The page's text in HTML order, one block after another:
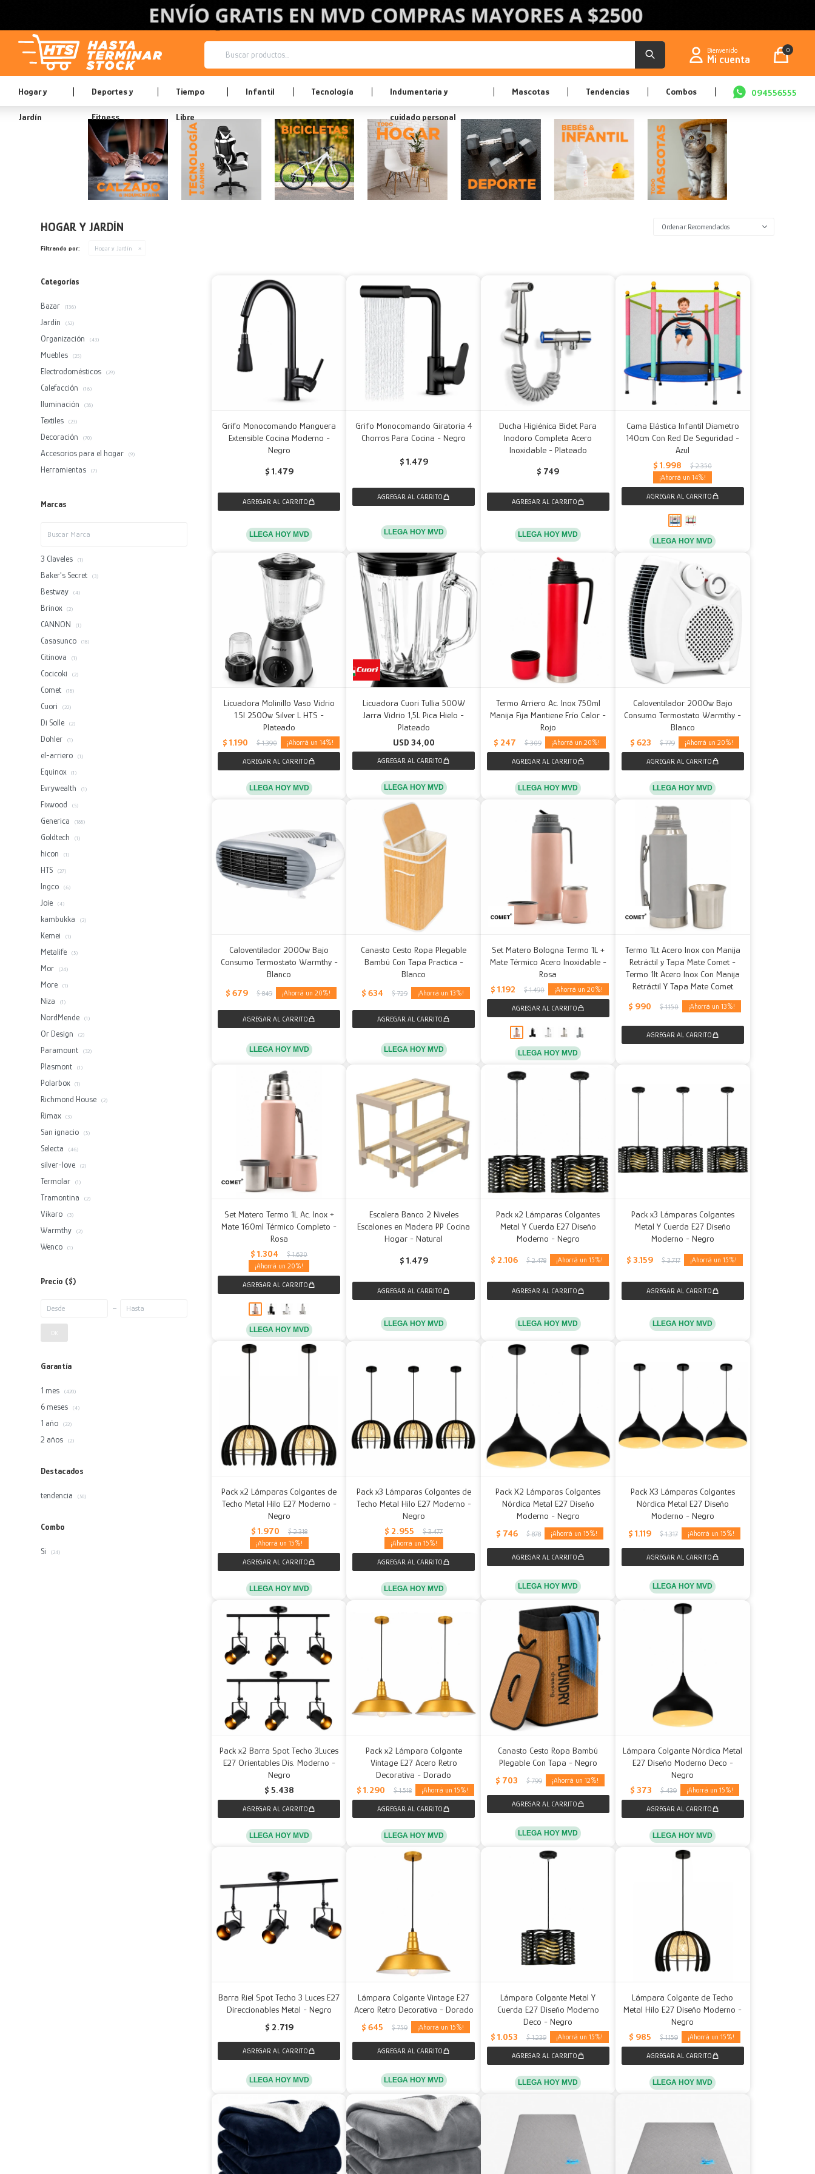
Hogar y
Jardín
Deportes y
Fitness
Tiempo
Libre
Infantil Tecnología Indumentaria y
cuidado personal
Mascotas Tendencias Combos 094556555
0
HOGAR Y JARDÍN Recomendados
Filtrando por: Hogar y Jardín
Grifo Monocomando Manguera
Extensible Cocina Moderno -
Negro
$ 1.479
LLEGA HOY MVD
Grifo Monocomando Giratoria 4
Chorros Para Cocina - Negro
$ 1.479
LLEGA HOY MVD
Ducha Higiénica Bidet Para
Inodoro Completa Acero
Inoxidable - Plateado
$ 749
LLEGA HOY MVD
Cama Elástica Infantil Diametro
140cm Con Red De Seguridad -
Azul
$ 1.998 $ 2.350
14
LLEGA HOY MVD
Licuadora Molinillo Vaso Vidrio
1.5l 2500w Silver L HTS -
Plateado
$ 1.190 $ 1.390 14
LLEGA HOY MVD
Licuadora Cuori Tullia 500W
Jarra Vidrio 1,5L Pica Hielo -
Plateado
USD 34,00
LLEGA HOY MVD
Termo Arriero Ac. Inox 750ml
Manija Fija Mantiene Frío Calor -
Rojo
$ 247 $ 309 20
LLEGA HOY MVD
Caloventilador 2000w Bajo
Consumo Termostato Warmthy -
Blanco
$ 623 $ 779 20
LLEGA HOY MVD
Caloventilador 2000w Bajo
Consumo Termostato Warmthy -
Blanco
$ 679 $ 849 20
LLEGA HOY MVD
Canasto Cesto Ropa Plegable
Bambú Con Tapa Practica -
Blanco
$ 634 $ 729 13
LLEGA HOY MVD
Set Matero Bologna Termo 1L +
Mate Térmico Acero Inoxidable -
Rosa
$ 1.192 $ 1.490 20
LLEGA HOY MVD
Termo 1Lt Acero Inox con Manija
Retráctil y Tapa Mate Comet -
Termo 1lt Acero Inox Con Manija
Retráctil Y Tapa Mate Comet
$ 990 $ 1.150 13
Set Matero Termo 1L Ac. Inox +
Mate 160ml Térmico Completo -
Rosa
$ 1.304 $ 1.630
20
LLEGA HOY MVD
Escalera Banco 2 Niveles
Escalones en Madera PP Cocina
Hogar - Natural
$ 1.479
LLEGA HOY MVD
Pack x2 Lámparas Colgantes
Metal Y Cuerda E27 Diseño
Moderno - Negro
$ 2.106 $ 2.478 15
LLEGA HOY MVD
Pack x3 Lámparas Colgantes
Metal Y Cuerda E27 Diseño
Moderno - Negro
$ 3.159 $ 3.717 15
LLEGA HOY MVD
Pack x2 Lámparas Colgantes de
Techo Metal Hilo E27 Moderno -
Negro
$ 1.970 $ 2.318
15
LLEGA HOY MVD
Pack x3 Lámparas Colgantes de
Techo Metal Hilo E27 Moderno -
Negro
$ 2.955 $ 3.477
15
LLEGA HOY MVD
Pack X2 Lámparas Colgantes
Nórdica Metal E27 Diseño
Moderno - Negro
$ 746 $ 878 15
LLEGA HOY MVD
Pack X3 Lámparas Colgantes
Nórdica Metal E27 Diseño
Moderno - Negro
$ 1.119 $ 1.317 15
LLEGA HOY MVD
Pack x2 Barra Spot Techo 3Luces
E27 Orientables Dis. Moderno -
Negro
$ 5.438
LLEGA HOY MVD
Pack x2 Lámpara Colgante
Vintage E27 Acero Retro
Decorativa - Dorado
$ 1.290 $ 1.518 15
LLEGA HOY MVD
Canasto Cesto Ropa Bambú
Plegable Con Tapa - Negro
$ 703 $ 799 12
LLEGA HOY MVD
Lámpara Colgante Nórdica Metal
E27 Diseño Moderno Deco -
Negro
$ 373 $ 439 15
LLEGA HOY MVD
Barra Riel Spot Techo 3 Luces E27
Direccionables Metal - Negro
$ 2.719
LLEGA HOY MVD
Lámpara Colgante Vintage E27
Acero Retro Decorativa - Dorado
$ 645 $ 759 15
LLEGA HOY MVD
Lámpara Colgante Metal Y
Cuerda E27 Diseño Moderno
Deco - Negro
$ 1.053 $ 1.239 15
LLEGA HOY MVD
Lámpara Colgante de Techo
Metal Hilo E27 Diseño Moderno -
Negro
$ 985 $ 1.159 15
LLEGA HOY MVD
Categorías
Bazar (136)
Jardín (52)
Organización (43)
Muebles (25)
Electrodomésticos (29)
Calefacción (16)
Iluminación (38)
Textiles (23)
Decoración (70)
Accesorios para el hogar (9)
Herramientas (7)
Marcas
3 Claveles (1)
Baker's Secret (3)
Bestway (4)
Brinox (2)
CANNON (1)
Casasunco (18)
Citinova (1)
Cocicoki (2)
Comet (18)
Cuori (22)
Di Solle (2)
Dohler (1)
el-arriero (1)
Equinox (1)
Evrywealth (1)
Fixwood (5)
Generica (188)
Goldtech (1)
hicon (1)
HTS (27)
Ingco (6)
Joie (4)
kambukka (2)
Kemei (1)
Metalife (5)
Mor (24)
More (1)
Niza (1)
NordMende (1)
Or Design (2)
Paramount (32)
Plasmont (1)
Polarbox (1)
Richmond House (2)
Rimax (3)
San ignacio (5)
Selecta (46)
silver-love (2)
Termolar (1)
Tramontina (2)
Vikaro (3)
Warmthy (2)
Wenco (1)
Precio ($)
Garantía
1 mes (420)
6 meses (4)
1 año (22)
2 años (2)
Destacados
tendencia (50)
Combo
Si (24)